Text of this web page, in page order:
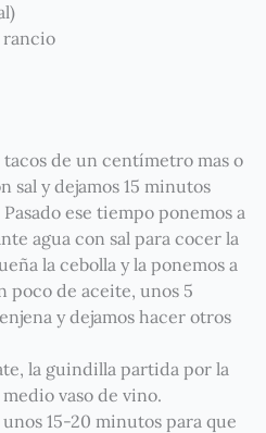
rancio
de un centímetro mas o
sal y dejamos 15 minutos
ese tiempo ponemos a
agua con sal para cocer la
la cebolla y la ponemos a
poco de aceite, unos 5
y dejamos hacer otros
la guindilla partida por la
vaso de vino.
15-20 minutos para que